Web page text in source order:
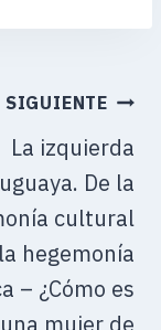
SIGUIENTE
La izquierda
De la
cultural
hegemonía
– ¿Cómo es
mujer de